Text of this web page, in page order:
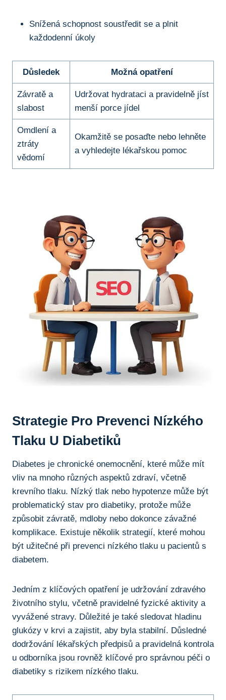
Snížená schopnost soustředit se a plnit
každodenní úkoly
Důsledek Možná opatření
Závratě a
slabost
Udržovat hydrataci a pravidelně jíst
menší porce jídel
Omdlení a
ztráty
vědomí
Okamžitě se posaďte nebo lehněte
a vyhledejte lékařskou pomoc
Strategie Pro Prevenci Nízkého
Tlaku U Diabetiků
Diabetes je chronické onemocnění, které může mít
vliv na mnoho různých aspektů zdraví, včetně
krevního tlaku. Nízký tlak nebo hypotenze může být
problematický stav pro diabetiky, protože může
způsobit závratě, mdloby nebo dokonce závažné
komplikace. Existuje několik strategií, které mohou
být užitečné při prevenci nízkého tlaku u pacientů s
diabetem.
Jedním z klíčových opatření je udržování zdravého
životního stylu, včetně pravidelné fyzické aktivity a
vyvážené stravy. Důležité je také sledovat hladinu
glukózy v krvi a zajistit, aby byla stabilní. Důsledné
dodržování lékařských předpisů a pravidelná kontrola
u odborníka jsou rovněž klíčové pro správnou péči o
diabetiky s rizikem nízkého tlaku.